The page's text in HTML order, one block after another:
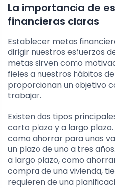
La importancia de
financieras claras
Establecer metas
dirigir nuestros esfuerzos
metas sirven como
fieles a nuestros hábitos
proporcionan un objetivo
trabajar.
Existen dos tipos
corto plazo y a largo
como ahorrar para unas
un plazo de uno a tres
a largo plazo, como
compra de una vivienda,
requieren de una